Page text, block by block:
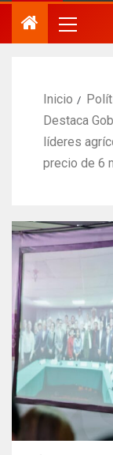
Inicio
Destaca
líderes
precio de 6